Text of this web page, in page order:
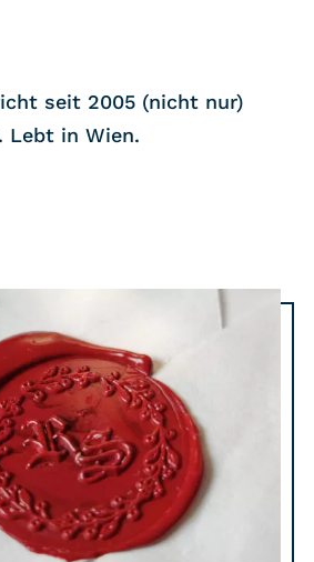
seit 2005 (nicht nur)
Lebt in Wien.